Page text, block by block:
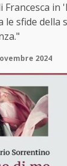
in
le sfide della
2024